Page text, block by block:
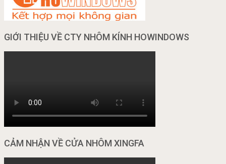
GIỚI THIỆU VỀ CTY NHÔM KÍNH HOWINDOWS
CẢM NHẬN VỀ CỬA NHÔM XINGFA